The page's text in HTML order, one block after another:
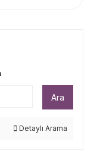
Ara
Detaylı Arama